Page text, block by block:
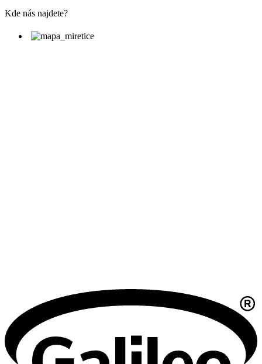
Kde nás najdete?